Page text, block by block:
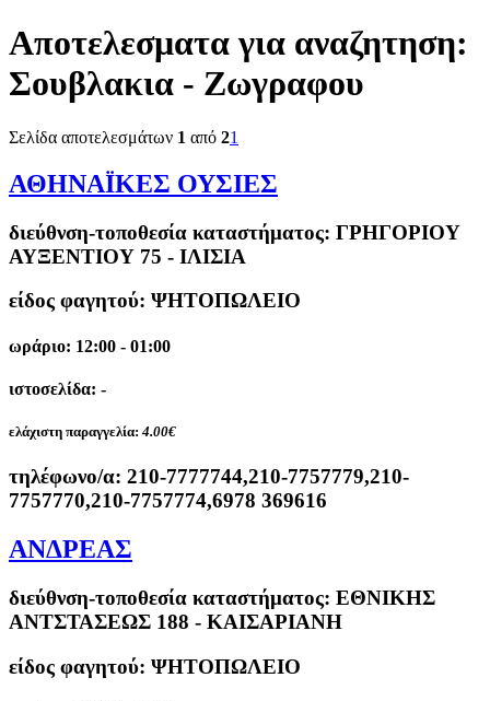
Αποτελεσματα για αναζητηση:
Σουβλακια - Ζωγραφου
Σελίδα αποτελεσμάτων 1 από 21
ΑΘΗΝΑΪΚΕΣ ΟΥΣΙΕΣ
διεύθνση-τοποθεσία καταστήματος: ΓΡΗΓΟΡΙΟΥ
ΑΥΞΕΝΤΙΟΥ 75 - ΙΛΙΣΙΑ
είδος φαγητού: ΨΗΤΟΠΩΛΕΙΟ
ωράριο: 12:00 - 01:00
ιστοσελίδα: -
ελάχιστη παραγγελία: 4.00€
τηλέφωνο/α: 210-7777744,210-7757779,210-
7757770,210-7757774,6978 369616
ΑΝΔΡΕΑΣ
διεύθνση-τοποθεσία καταστήματος: ΕΘΝΙΚΗΣ
ΑΝΤΣΤΑΣΕΩΣ 188 - ΚΑΙΣΑΡΙΑΝΗ
είδος φαγητού: ΨΗΤΟΠΩΛΕΙΟ